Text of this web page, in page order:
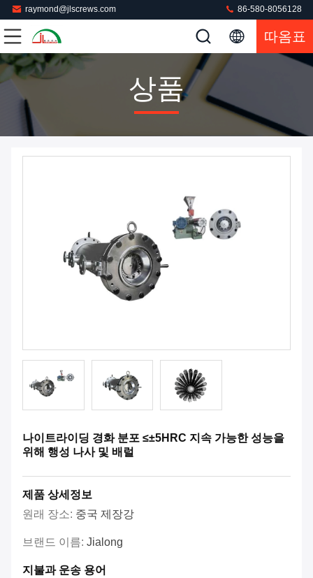
raymond@jlscrews.com 86-580-8056128
따옴표
상품
나이트라이딩 경화 분포 ≤±5HRC 지속 가능한 성능을
위해 행성 나사 및 배럴
제품 상세정보
원래 장소: 중국 제장강
브랜드 이름: Jialong
지불과 운송 용어